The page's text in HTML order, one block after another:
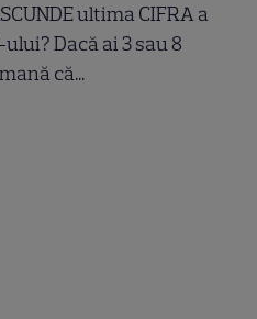
ultima CIFRA a
ului? Dacă ai 3 sau 8
că...